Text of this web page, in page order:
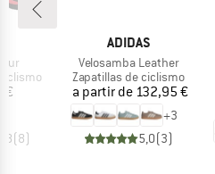
€
(8)
MARCA
ADIDAS
Artículo
Velosamba Leather
Product group
Zapatillas de ciclismo
Precio
a partir de 132,95 €
+3
5,0(3)